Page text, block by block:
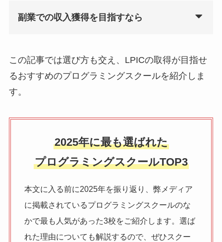
副業での収入獲得を目指すなら
この記事では選び方も交え、LPICの取得が目指せ
るおすすめのプログラミングスクールを紹介しま
す。
2025年に最も選ばれた
プログラミングスクールTOP3
本文に入る前に2025年を振り返り、弊メディア
に掲載されているプログラミングスクールのな
かで最も人気があった3校をご紹介します。選ば
れた理由についても解説するので、ぜひスクー